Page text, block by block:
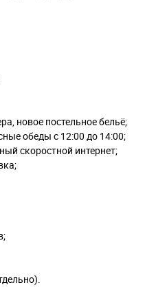
новое постельное бельё;
обеды с 12:00 до 14:00;
скоростной интернет;